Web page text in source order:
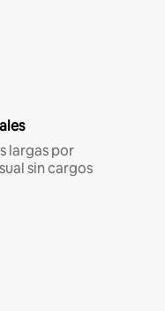
largas por
sin cargos